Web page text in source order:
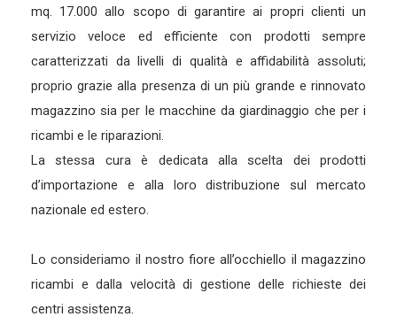
mq. 17.000 allo scopo di garantire ai propri clienti un
servizio veloce ed efficiente con prodotti sempre
caratterizzati da livelli di qualità e affidabilità assoluti;
proprio grazie alla presenza di un più grande e rinnovato
magazzino sia per le macchine da giardinaggio che per i
ricambi e le riparazioni.
La stessa cura è dedicata alla scelta dei prodotti
d’importazione e alla loro distribuzione sul mercato
nazionale ed estero.
Lo consideriamo il nostro fiore all’occhiello il magazzino
ricambi e dalla velocità di gestione delle richieste dei
centri assistenza.